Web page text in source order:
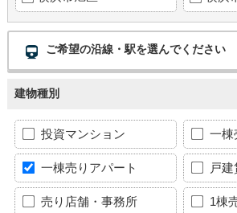
ご希望の沿線・駅を選んでください
建物種別
投資マンション 一棟
一棟売りアパート 戸
売り店舗・事務所 1棟